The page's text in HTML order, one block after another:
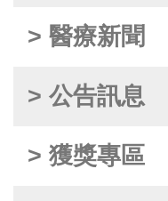
> 醫療新聞
> 公告訊息
> 獲獎專區